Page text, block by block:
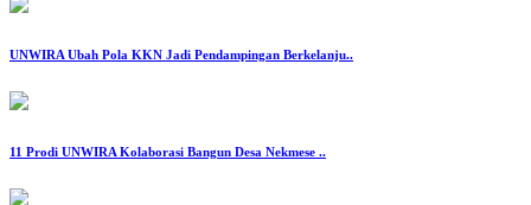
‎UNWIRA Ubah Pola KKN Jadi Pendampingan Berkelanju..
‎11 Prodi UNWIRA Kolaborasi Bangun Desa Nekmese ‎..